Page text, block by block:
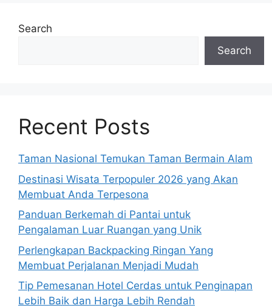
Search
Search
Recent Posts
Taman Nasional Temukan Taman Bermain Alam
Destinasi Wisata Terpopuler 2026 yang Akan
Membuat Anda Terpesona
Panduan Berkemah di Pantai untuk
Pengalaman Luar Ruangan yang Unik
Perlengkapan Backpacking Ringan Yang
Membuat Perjalanan Menjadi Mudah
Tip Pemesanan Hotel Cerdas untuk Penginapan
Lebih Baik dan Harga Lebih Rendah